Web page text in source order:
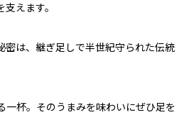
えます。
密は、継ぎ足しで半世紀守られた伝統
一杯。そのうまみを味わいにぜひ足を